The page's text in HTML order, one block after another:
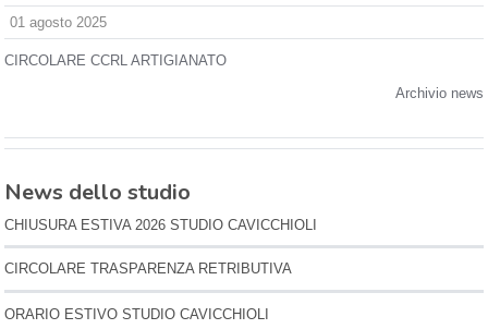
01 agosto 2025
CIRCOLARE CCRL ARTIGIANATO
Archivio news
News dello studio
CHIUSURA ESTIVA 2026 STUDIO CAVICCHIOLI
CIRCOLARE TRASPARENZA RETRIBUTIVA
ORARIO ESTIVO STUDIO CAVICCHIOLI